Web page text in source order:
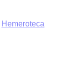
Hemeroteca